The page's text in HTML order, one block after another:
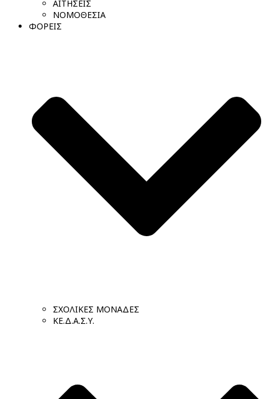
ΑΙΤΗΣΕΙΣ
ΝΟΜΟΘΕΣΙΑ
ΦΟΡΕΙΣ
ΣΧΟΛΙΚΕΣ ΜΟΝΑΔΕΣ
ΚΕ.Δ.Α.Σ.Υ.